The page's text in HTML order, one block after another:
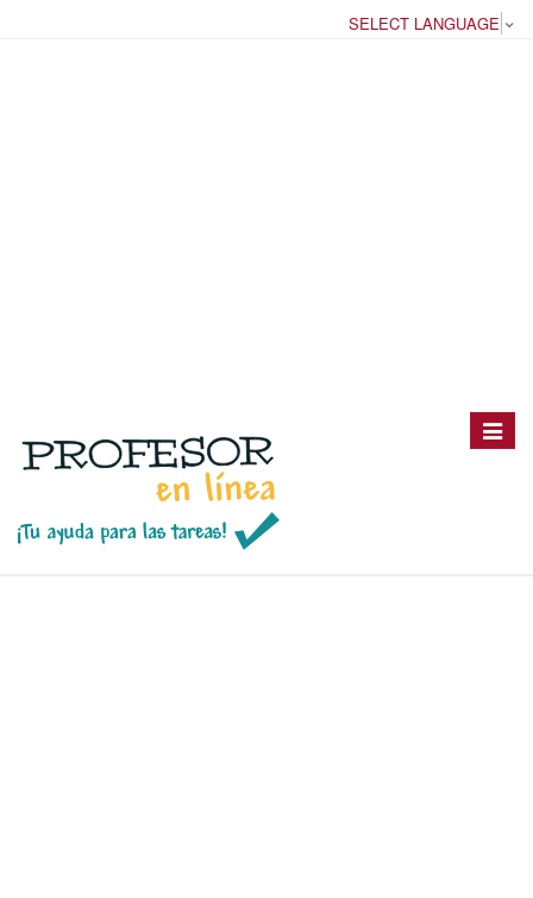
SELECT LANGUAGE
Toggle